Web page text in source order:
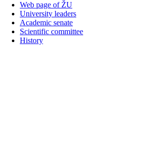
Web page of ŽU
University leaders
Academic senate
Scientific committee
History